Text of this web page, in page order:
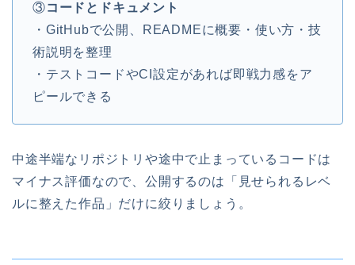
③コードとドキュメント
・GitHubで公開、READMEに概要・使い方・技
術説明を整理
・テストコードやCI設定があれば即戦力感をア
ピールできる
中途半端なリポジトリや途中で止まっているコードは
マイナス評価なので、公開するのは「見せられるレベ
ルに整えた作品」だけに絞りましょう。